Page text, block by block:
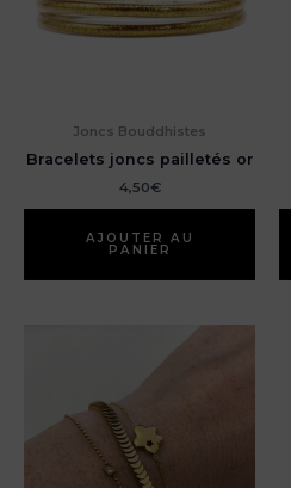
Joncs Bouddhistes
Bracelets joncs pailletés or
4,50€
AJOUTER AU
PANIER